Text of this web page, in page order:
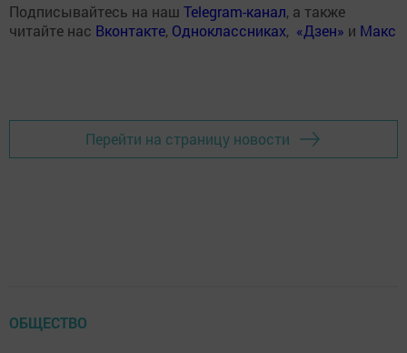
Подписывайтесь на наш Telegram-канал, а также
читайте нас Вконтакте, Одноклассниках, «Дзен» и Макс
Перейти на страницу новости
ОБЩЕСТВО